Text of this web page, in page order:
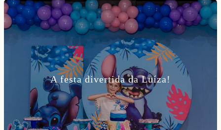
A festa divertida da Luíza!